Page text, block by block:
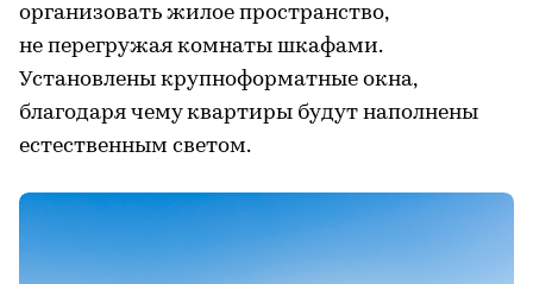
организовать жилое пространство,
не перегружая комнаты шкафами.
Установлены крупноформатные окна,
благодаря чему квартиры будут наполнены
естественным светом.